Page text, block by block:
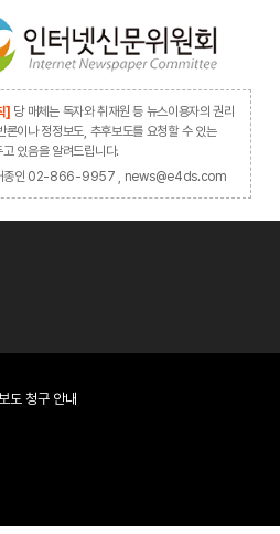
] 당 매체는 독자와 취재원 등 뉴스이용자의 권리
론이나 정정보도, 추후보도를 요청할 수 있는
있음을 알려드립니다.
종인 02-866-9957 , news@e4ds.com
도 청구 안내